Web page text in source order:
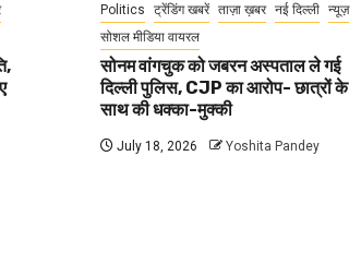
Politics ट्रेंडिंग खबरें ताज़ा ख़बर नई दिल्ली न्यूज़
सोशल मीडिया वायरल
सोनम वांगचुक को जबरन अस्पताल ले गई
दिल्ली पुलिस, CJP का आरोप- छात्रों के
साथ की धक्का-मुक्की
July 18, 2026 Yoshita Pandey